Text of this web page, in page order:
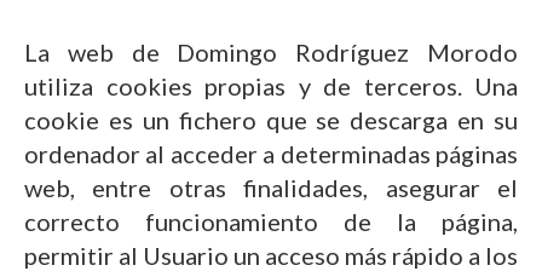
La web de Domingo Rodríguez Morodo
utiliza cookies propias y de terceros. Una
cookie es un fichero que se descarga en su
ordenador al acceder a determinadas páginas
web, entre otras finalidades, asegurar el
correcto funcionamiento de la página,
permitir al Usuario un acceso más rápido a los